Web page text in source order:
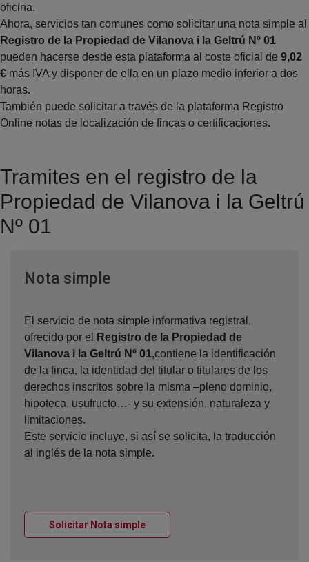
oficina.
Ahora, servicios tan comunes como solicitar una nota simple al
Registro de la Propiedad de Vilanova i la Geltrú Nº 01
pueden hacerse desde esta plataforma al coste oficial de 9,02
€ más IVA y disponer de ella en un plazo medio inferior a dos
horas.
También puede solicitar a través de la plataforma Registro
Online notas de localización de fincas o certificaciones.
Tramites en el registro de la
Propiedad de Vilanova i la Geltrú
Nº 01
Nota simpleVentana nueva
El servicio de nota simple informativa registral,
ofrecido por el
Registro de la Propiedad de
Vilanova i la Geltrú Nº 01,contiene la identificación
de la finca, la identidad del titular o titulares de los
derechos inscritos sobre la misma –pleno dominio,
hipoteca, usufructo…- y su extensión, naturaleza y
limitaciones.
Este servicio incluye, si así se solicita, la traducción
al inglés de la nota simple.
Solicitar Nota simpleVentana nueva